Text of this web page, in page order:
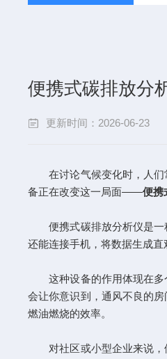
便携式碳排放分
更新时间：2026-06-23
在讨论气候变化时，人们常
备正在改变这一局面——便携
便携式碳排放分析仪是一种
还能连接手机，将数据生成
这种设备的作用体现在多个
会让你意识到，通风不良的
燃油燃烧的效率。
对社区或小型企业来说，便